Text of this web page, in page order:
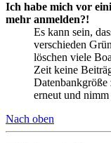
Ich habe mich vor
mehr anmelden?!
Es kann sein,
verschieden
löschen viele
Zeit keine
erneut und
Nach oben